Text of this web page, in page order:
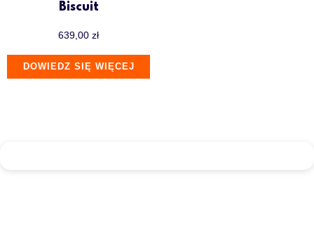
Biscuit
639,00 zł
DOWIEDZ SIĘ WIĘCEJ